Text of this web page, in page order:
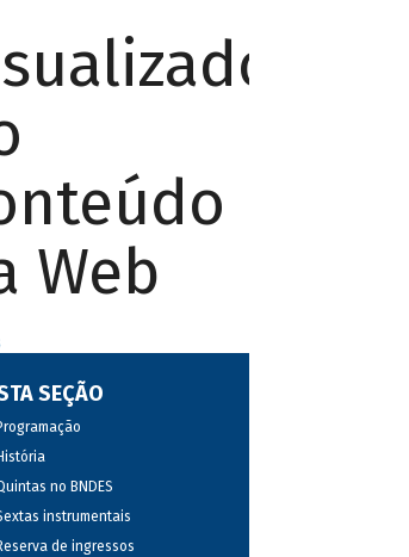
Web
SEÇÃO
no BNDES
instrumentais
de ingressos